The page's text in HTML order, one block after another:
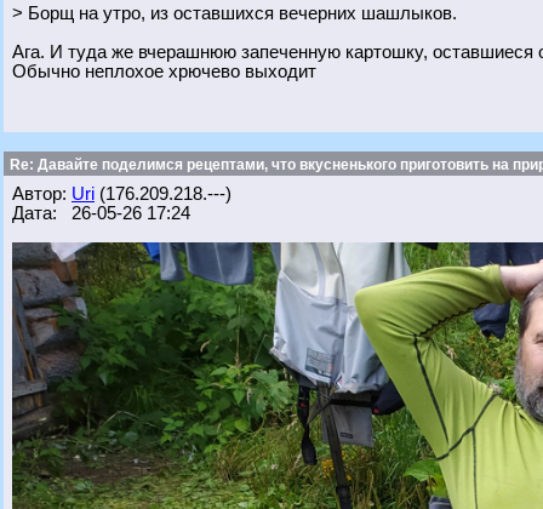
> Борщ на утро, из оставшихся вечерних шашлыков.
Ага. И туда же вчерашнюю запеченную картошку, оставшиеся
Обычно неплохое хрючево выходит
Re: Давайте поделимся рецептами, что вкусненького приготовить на
Автор: Uri (176.209.218.---)
Дата: 26-05-26 17:24